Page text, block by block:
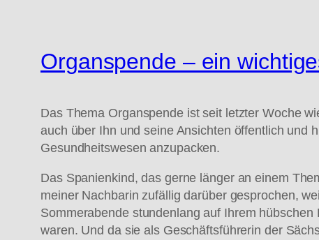
Organspende – ein
Das Thema Organspende ist seit letzter Woche
auch über Ihn und seine Ansichten öffentlich und
Gesundheitswesen anzupacken.
Das Spanienkind, das gerne länger an einem
meiner Nachbarin zufällig darüber gesprochen,
Sommerabende stundenlang auf Ihrem
waren. Und da sie als Geschäftsführerin der